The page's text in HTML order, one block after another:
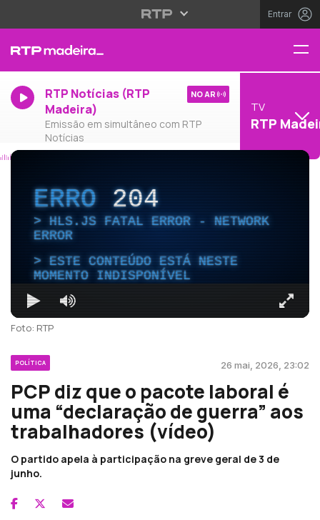
Entrar
RTP Notícias (RTP
Madeira)
Emissão em simultâneo com RTP
Notícias
NO AR
TV
RTP
ERRO204
HLS.JS FATAL ERROR - NETWORK
ERROR
ESTE CONTEÚDO ESTÁ NESTE
MOMENTO INDISPONÍVEL
Foto: RTP
POLÍTICA 26 mai, 2026, 23:02
PCP diz que o pacote laboral é
uma “declaração de guerra” aos
trabalhadores (vídeo)
O partido apela à participação na greve geral de 3 de
junho.